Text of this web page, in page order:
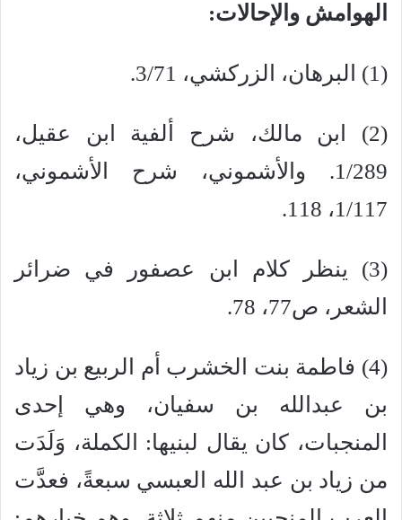
الهوامش والإحالات:
(1) البرهان، الزركشي، 3/71.
(2) ابن مالك، شرح ألفية ابن عقيل،
1/289. والأشموني، شرح الأشموني،
1/117، 118.
(3) ينظر كلام ابن عصفور في ضرائر
الشعر، ص77، 78.
(4) فاطمة بنت الخشرب أم الربيع بن زياد
بن عبدالله بن سفيان، وهي إحدى
المنجبات، كان يقال لبنيها: الكملة، وَلَدَت
من زياد بن عبد الله العبسي سبعةً، فعدَّت